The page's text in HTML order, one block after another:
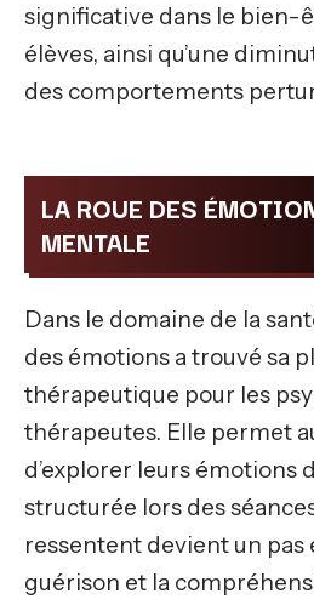
significative dans le bien-
élèves, ainsi qu’une
des comportements
LA ROUE DES
MENTALE
Dans le domaine de la
des émotions a trouvé sa
thérapeutique pour les
thérapeutes. Elle permet
d’explorer leurs émotions
structurée lors des
ressentent devient un pas
guérison et la